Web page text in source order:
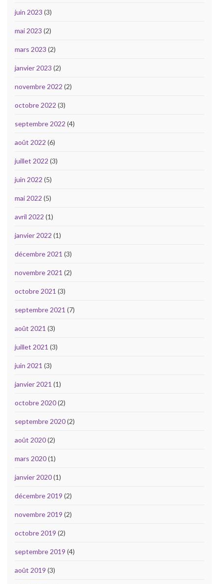
juin 2023 (3)
mai 2023 (2)
mars 2023 (2)
janvier 2023 (2)
novembre 2022 (2)
octobre 2022 (3)
septembre 2022 (4)
août 2022 (6)
juillet 2022 (3)
juin 2022 (5)
mai 2022 (5)
avril 2022 (1)
janvier 2022 (1)
décembre 2021 (3)
novembre 2021 (2)
octobre 2021 (3)
septembre 2021 (7)
août 2021 (3)
juillet 2021 (3)
juin 2021 (3)
janvier 2021 (1)
octobre 2020(2)
septembre 2020(2)
août 2020(2)
mars 2020(1)
janvier 2020(1)
décembre 2019 (2)
novembre 2019 (2)
octobre 2019 (2)
septembre 2019 (4)
août 2019 (3)